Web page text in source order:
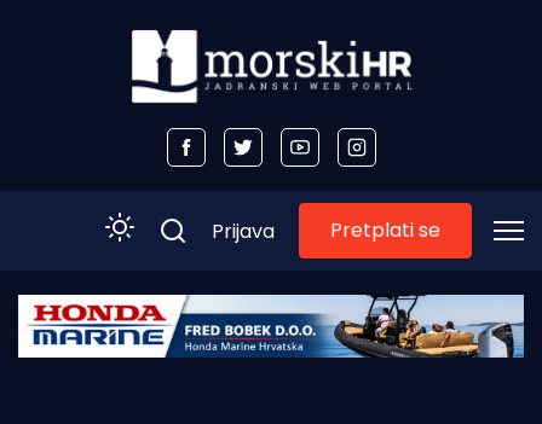
Početna
Prijava Pretplati se